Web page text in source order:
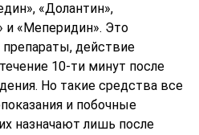
«Долантин»,
и «Меперидин». Это
действие
10-ти минут после
Но такие средства все
и побочные
назначают лишь после